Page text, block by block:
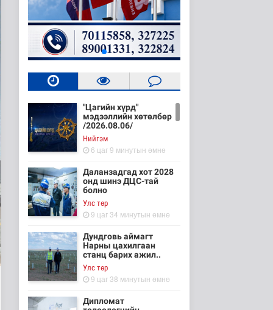
"Цагийн хүрд"
мэдээллийн хөтөлбөр
/2026.08.06/
Нийгэм
6 цаг 9 минутын өмнө
Даланзадгад хот 2028
онд шинэ ДЦС-тай
болно
Улс төр
9 цаг 34 минутын өмнө
Дундговь аймагт
Нарны цахилгаан
станц барих ажил..
Улс төр
9 цаг 38 минутын өмнө
Дипломат